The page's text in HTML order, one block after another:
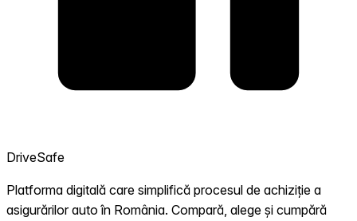
DriveSafe
Platforma digitală care simplifică procesul de achiziție a
asigurărilor auto în România. Compară, alege și cumpără